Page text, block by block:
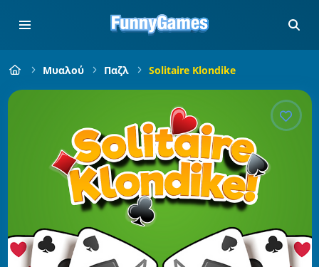
Μυαλού Παζλ Solitaire Klondike